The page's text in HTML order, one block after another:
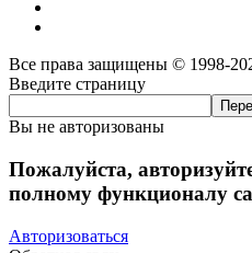
Все права защищены © 1998-
Введите страницу
Вы не авторизованы
Пожалуйста,
полному функционалу
Авторизоваться